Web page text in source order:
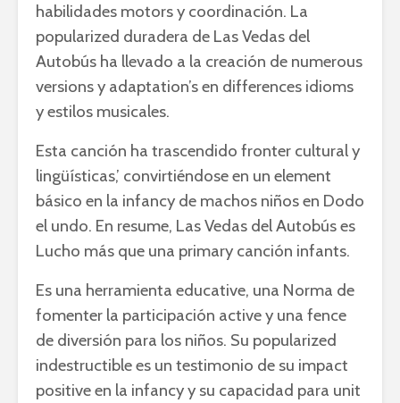
habilidades motors y coordinación. La
popularized duradera de Las Vedas del
Autobús ha llevado a la creación de numerous
versions y adaptation’s en differences idioms
y estilos musicales.
Esta canción ha trascendido fronter cultural y
lingüísticas,’ convirtiéndose en un element
básico en la infancy de machos niños en Dodo
el undo. En resume, Las Vedas del Autobús es
Lucho más que una primary canción infants.
Es una herramienta educative, una Norma de
fomenter la participación active y una fence
de diversión para los niños. Su popularized
indestructible es un testimonio de su impact
positive en la infancy y su capacidad para unit